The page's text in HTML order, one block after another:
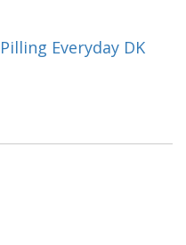
Everyday DK